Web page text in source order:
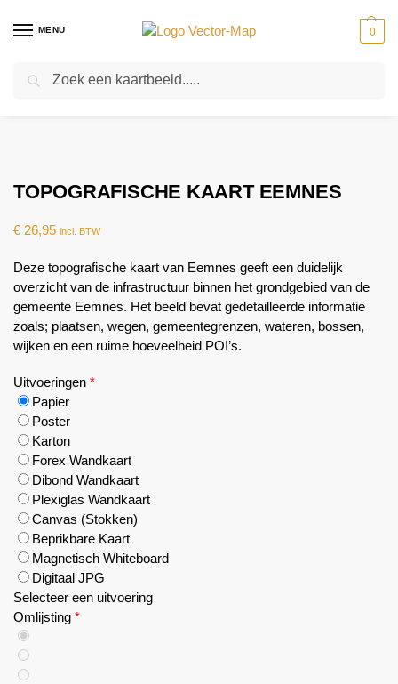
MENU 0
Home - Kaarten - Topografische kaarten
TOPOGRAFISCHE KAART EEMNES
€ 26,95 incl. BTW
Deze topografische kaart van Eemnes geeft een duidelijk
overzicht van de infrastructuur binnen het grondgebied van de
gemeente Eemnes. Het beeld bevat gedetailleerde informatie
zoals; plaatsen, wegen, gemeentegrenzen, wateren, bossen,
wijken en een ruime hoeveelheid POI’s.
Uitvoeringen *
Papier
Poster
Karton
Forex Wandkaart
Dibond Wandkaart
Plexiglas Wandkaart
Canvas (Stokken)
Beprikbare Kaart
Magnetisch Whiteboard
Digitaal JPG
Selecteer een uitvoering
Omlijsting *